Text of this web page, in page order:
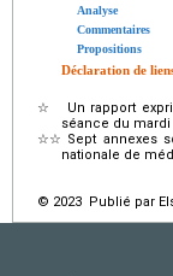
Analyse
Commentaires
Propositions
Déclaration de
☆
Un rapport
séance du mardi
☆☆ Sept annexes
nationale de
© 2023 Publié par